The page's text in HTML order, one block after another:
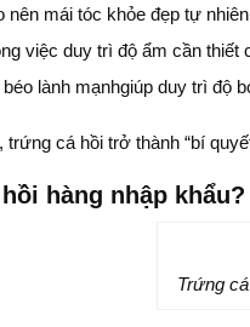
mái tóc khỏe đẹp tự
việc duy trì độ ẩm cần
lành mạnhgiúp duy trì độ
cá hồi trở thành “bí
hàng nhập khẩu?
Trứng